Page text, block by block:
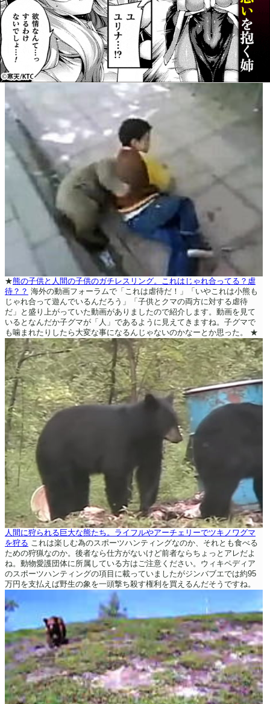
★熊の子供と人間の子供のガチレスリング。これはじゃれ合ってる？虐
待？？ 海外の動画フォーラムで「これは虐待だ！」「いやこれは小熊も
じゃれ合って遊んでいるんだろう」「子供とクマの両方に対する虐待
だ」と盛り上がっていた動画がありましたので紹介します。動画を見て
いるとなんだか子グマが「人」であるように見えてきますね。子グマで
も噛まれたりしたら大変な事になるんじゃないのかなーとか思った。
★
人間に狩られる巨大な熊たち。ライフルやアーチェリーでツキノワグマ
を狩る これは楽しむ為のスポーツハンティングなのか、それとも食べる
ための狩猟なのか。後者なら仕方がないけど前者ならちょっとアレだよ
ね。動物愛護団体に所属している方はご注意ください。ウィキペディア
のスポーツハンティングの項目に載っていましたがジンバブエでは約95
万円を支払えば野生の象を一頭撃ち殺す権利を買えるんだそうですね。